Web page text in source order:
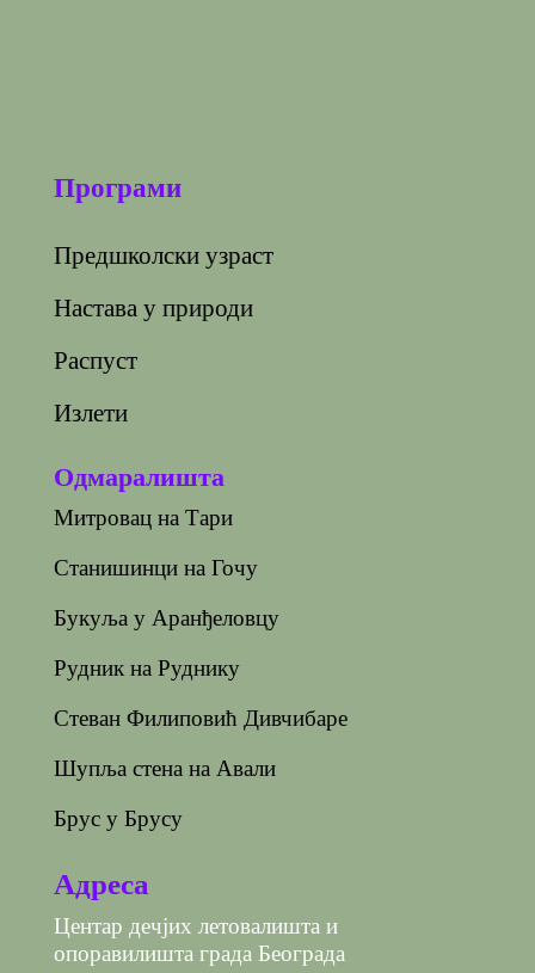
Програми
Предшколски узраст
Настава у природи
Распуст
Излети
Одмаралишта
Митровац на Тари
Станишинци на Гочу
Букуља у Аранђеловцу
Рудник на Руднику
Стеван Филиповић Дивчибаре
Шупља стена на Авали
Брус у Брусу
Адреса
Центар дечјих летовалишта и
опоравилишта града Београда